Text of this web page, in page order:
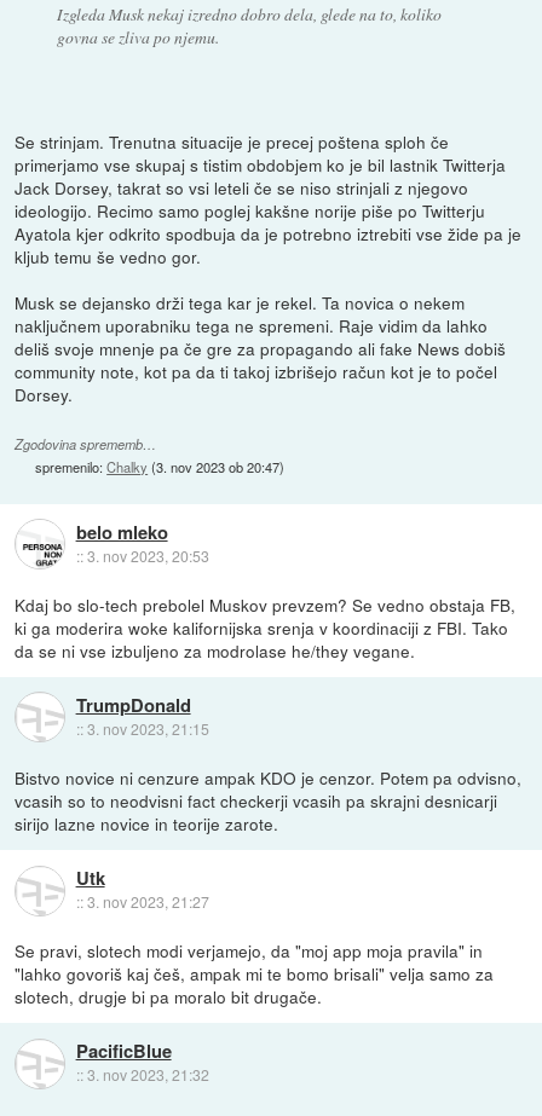
Izgleda Musk nekaj izredno dobro dela, glede na to, koliko
govna se zliva po njemu.
Se strinjam. Trenutna situacije je precej poštena sploh če
primerjamo vse skupaj s tistim obdobjem ko je bil lastnik Twitterja
Jack Dorsey, takrat so vsi leteli če se niso strinjali z njegovo
ideologijo. Recimo samo poglej kakšne norije piše po Twitterju
Ayatola kjer odkrito spodbuja da je potrebno iztrebiti vse žide pa je
kljub temu še vedno gor.
Musk se dejansko drži tega kar je rekel. Ta novica o nekem
naključnem uporabniku tega ne spremeni. Raje vidim da lahko
deliš svoje mnenje pa če gre za propagando ali fake News dobiš
community note, kot pa da ti takoj izbrišejo račun kot je to počel
Dorsey.
Zgodovina sprememb…
spremenilo:Chalky (3. nov 2023 ob 20:47)
belo mleko
::3. nov 2023, 20:53
Kdaj bo slo-tech prebolel Muskov prevzem? Se vedno obstaja FB,
ki ga moderira woke kalifornijska srenja v koordinaciji z FBI. Tako
da se ni vse izbuljeno za modrolase he/they vegane.
TrumpDonald
::3. nov 2023, 21:15
Bistvo novice ni cenzure ampak KDO je cenzor. Potem pa odvisno,
vcasih so to neodvisni fact checkerji vcasih pa skrajni desnicarji
sirijo lazne novice in teorije zarote.
Utk
::3. nov 2023, 21:27
Se pravi, slotech modi verjamejo, da "moj app moja pravila" in
"lahko govoriš kaj češ, ampak mi te bomo brisali" velja samo za
slotech, drugje bi pa moralo bit drugače.
PacificBlue
::3. nov 2023, 21:32